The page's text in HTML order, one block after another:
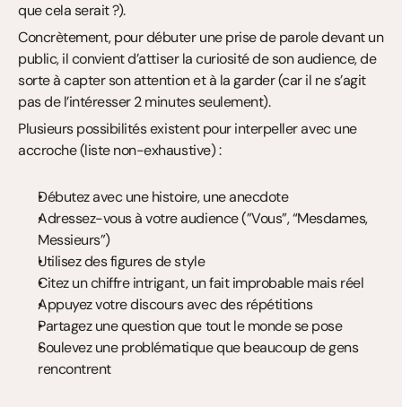
que cela serait ?).
Concrètement, pour débuter une prise de parole devant un
public, il convient d’attiser la curiosité de son audience, de
sorte à capter son attention et à la garder (car il ne s’agit
pas de l’intéresser 2 minutes seulement).
Plusieurs possibilités existent pour interpeller avec une
accroche (liste non-exhaustive) :
Débutez avec une histoire, une anecdote
Adressez-vous à votre audience (”Vous”, “Mesdames,
Messieurs”)
Utilisez des figures de style
Citez un chiffre intrigant, un fait improbable mais réel
Appuyez votre discours avec des répétitions
Partagez une question que tout le monde se pose
Soulevez une problématique que beaucoup de gens
rencontrent